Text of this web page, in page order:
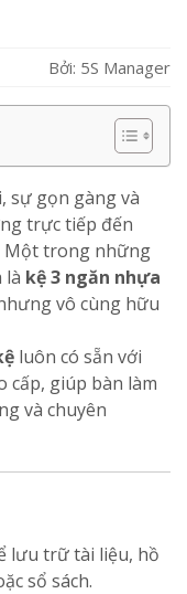
Bởi: 5S Manager
sự gọn gàng và
trực tiếp đến
Một trong những
là kệ 3 ngăn nhựa
vô cùng hữu
luôn có sẵn với
cấp, giúp bàn làm
và chuyên
lưu trữ tài liệu, hồ
sổ sách.